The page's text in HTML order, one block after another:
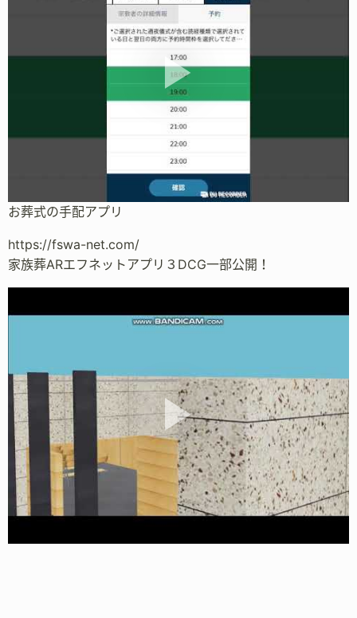
お葬式の手配アプリ
https://fswa-net.com/
家族葬ARエフネットアプリ３DCG一部公開！